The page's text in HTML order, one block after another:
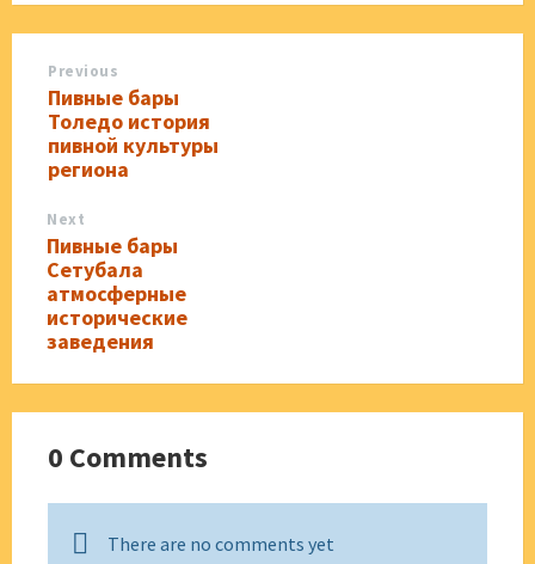
Previous
Пивные бары
Толедо история
пивной культуры
региона
Next
Пивные бары
Сетубала
атмосферные
исторические
заведения
0 Comments
There are no comments yet